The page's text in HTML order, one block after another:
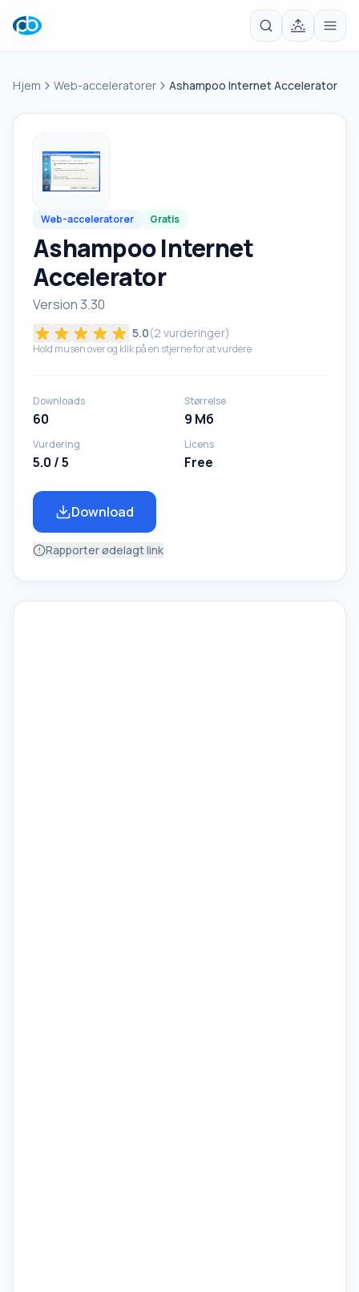
Hjem Web-acceleratorer Ashampoo Internet Accelerator
Web-acceleratorer Gratis
Ashampoo Internet
Accelerator
Version 3.30
5.0(2 vurderinger)
Hold musen over og klik på en stjerne for at vurdere
Downloads
60
Størrelse
9 Мб
Vurdering
5.0 / 5
Licens
Free
Download
Rapporter ødelagt link